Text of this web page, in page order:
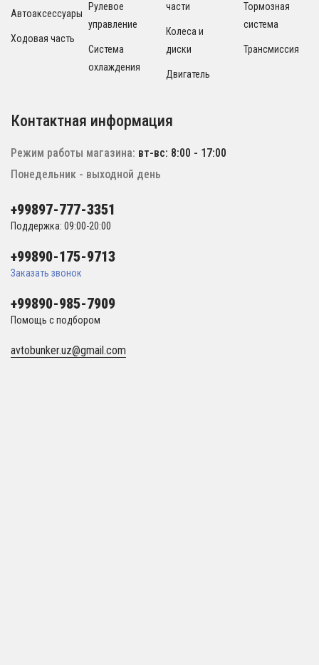
Автоаксессуары
Ходовая часть
Рулевое
управление
Система
охлаждения
части
Колеса и
диски
Двигатель
Тормозная
система
Трансмиссия
Контактная информация
Режим работы магазина: вт-вс: 8:00 - 17:00
Понедельник - выходной день
+99897-777-3351
Поддержка: 09:00-20:00
+99890-175-9713
Заказать звонок
+99890-985-7909
Помощь с подбором
avtobunker.uz@gmail.com